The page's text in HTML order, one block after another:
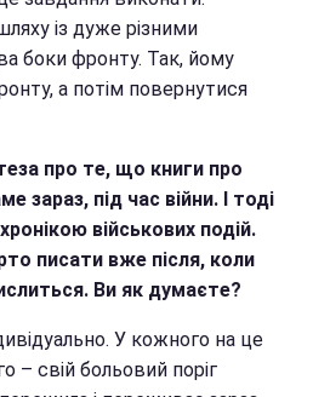
із дуже різними
боки фронту. Так, йому
а потім повернутися
про те, що книги про
зараз, під час війни. І тоді
військових подій.
писати вже після, коли
Ви як думаєте?
У кожного на це
– свій больовий поріг